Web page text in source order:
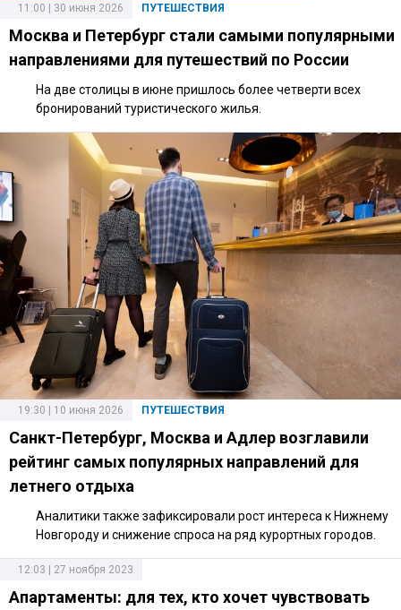
ПУТЕШЕСТВИЯ
11:00 | 30 июня 2026
Москва и Петербург стали самыми популярными
направлениями для путешествий по России
На две столицы в июне пришлось более четверти всех
бронирований туристического жилья.
ПУТЕШЕСТВИЯ
19:30 | 10 июня 2026
Санкт-Петербург, Москва и Адлер возглавили
рейтинг самых популярных направлений для
летнего отдыха
Аналитики также зафиксировали рост интереса к Нижнему
Новгороду и снижение спроса на ряд курортных городов.
12:03 | 27 ноября 2023
Апартаменты: для тех, кто хочет чувствовать